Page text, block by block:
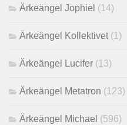
Ärkeängel Jophiel (14)
Ärkeängel Kollektivet (1)
Ärkeängel Lucifer (13)
Ärkeängel Metatron (123)
Ärkeängel Michael (596)